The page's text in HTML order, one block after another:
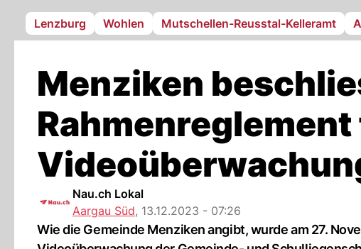
Lenzburg Wohlen Mutschellen-Reusstal-Kelleramt
Menziken
Nau.ch Lokal
Aargau Süd, 13.12.2023 - 07:26
Wie die Gemeinde Menziken angibt, wurde am 27.